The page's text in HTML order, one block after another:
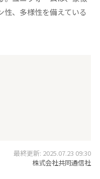
、多様性を備えている
最終更新: 2025.07.23 09:30
株式会社共同通信社